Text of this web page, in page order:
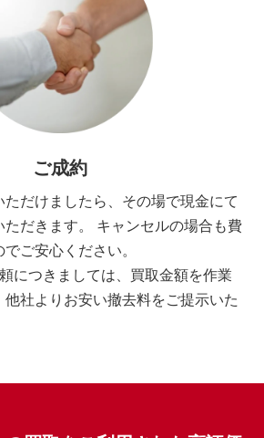
ご成約
だけましたら、その場で現金にて
ただきます。 キャンセルの場合も費
ご安心ください。
につきましては、買取金額を作業
社よりお安い撤去料をご提示いた